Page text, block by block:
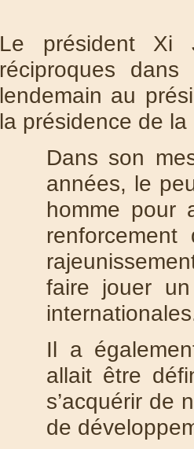
Le président Xi
réciproques
lendemain au
la présidence de
Dans son
années, le
homme pour
faire jouer
Il a
allait être
s’acquérir de
de